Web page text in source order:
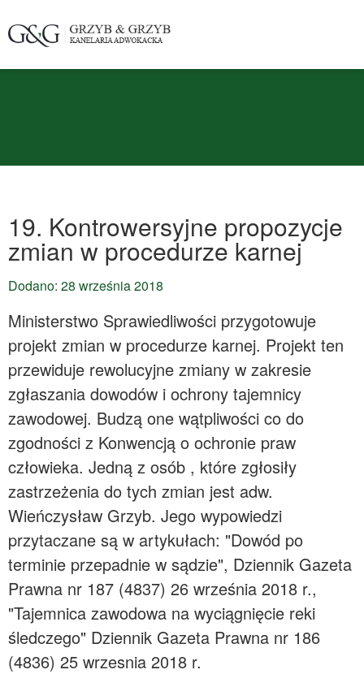
19. Kontrowersyjne propozycje
zmian w procedurze karnej
Dodano: 28 września 2018
Ministerstwo Sprawiedliwości przygotowuje
projekt zmian w procedurze karnej. Projekt ten
przewiduje rewolucyjne zmiany w zakresie
zgłaszania dowodów i ochrony tajemnicy
zawodowej. Budzą one wątpliwości co do
zgodności z Konwencją o ochronie praw
człowieka. Jedną z osób , które zgłosiły
zastrzeżenia do tych zmian jest adw.
Wieńczysław Grzyb. Jego wypowiedzi
przytaczane są w artykułach: "Dowód po
terminie przepadnie w sądzie", Dziennik Gazeta
Prawna nr 187 (4837) 26 września 2018 r.,
"Tajemnica zawodowa na wyciągnięcie reki
śledczego" Dziennik Gazeta Prawna nr 186
(4836) 25 wrzesnia 2018 r.